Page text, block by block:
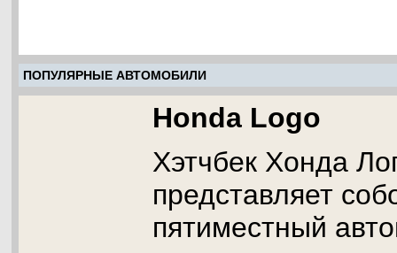
ПОПУЛЯРНЫЕ АВТОМОБИЛИ
Honda Logo
Хэтчбек Хонда
представляет
пятиместный